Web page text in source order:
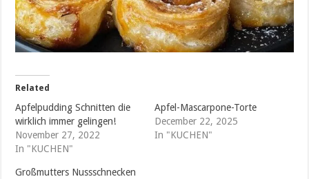
Related
Apfelpudding Schnitten die
wirklich immer gelingen!
November 27, 2022
In "KUCHEN"
Apfel-Mascarpone-Torte
December 22, 2025
In "KUCHEN"
Großmutters Nussschnecken